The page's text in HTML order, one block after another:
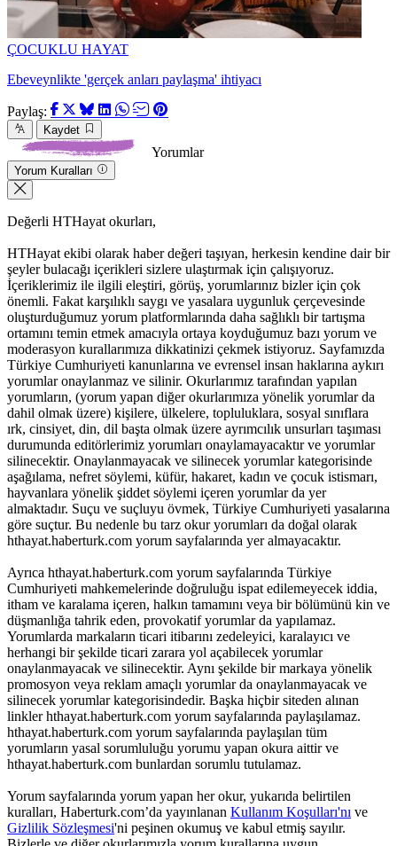
ÇOCUKLU HAYAT
Ebeveynlikte 'gerçek anları paylaşma' ihtiyacı
Paylaş:
Kaydet
Yorumlar
Yorum Kuralları
Değerli HTHayat okurları,
HTHayat ekibi olarak haber değeri taşıyan, herkesin kendine dair bir
şeyler bulacağı içerikleri sizlere ulaştırmak için çalışıyoruz.
İçeriklerimiz ile ilgili eleştiri, görüş, yorumlarınız bizler için çok
önemli. Fakat karşılıklı saygı ve yasalara uygunluk çerçevesinde
oluşturduğumuz yorum platformlarında daha sağlıklı bir tartışma
ortamını temin etmek amacıyla ortaya koyduğumuz bazı yorum ve
moderasyon kurallarımıza dikkatinizi çekmek istiyoruz. Sayfamızda
Türkiye Cumhuriyeti kanunlarına ve evrensel insan haklarına aykırı
yorumlar onaylanmaz ve silinir. Okurlarımız tarafından yapılan
yorumların, (yorum yapan diğer okurlarımıza yönelik yorumlar da
dahil olmak üzere) kişilere, ülkelere, topluluklara, sosyal sınıflara
ırk, cinsiyet, din, dil başta olmak üzere ayrımcılık unsurları taşıması
durumunda editörlerimiz yorumları onaylamayacaktır ve yorumlar
silinecektir. Onaylanmayacak ve silinecek yorumlar kategorisinde
aşağılama, nefret söylemi, küfür, hakaret, kadın ve çocuk istismarı,
hayvanlara yönelik şiddet söylemi içeren yorumlar da yer
almaktadır. Suçu ve suçluyu övmek, Türkiye Cumhuriyeti yasalarına
göre suçtur. Bu nedenle bu tarz okur yorumları da doğal olarak
hthayat.haberturk.com yorum sayfalarında yer almayacaktır.
Ayrıca hthayat.haberturk.com yorum sayfalarında Türkiye
Cumhuriyeti mahkemelerinde doğruluğu ispat edilemeyecek iddia,
itham ve karalama içeren, halkın tamamını veya bir bölümünü kin ve
düşmanlığa tahrik eden, provokatif yorumlar da yapılamaz.
Yorumlarda markaların ticari itibarını zedeleyici, karalayıcı ve
herhangi bir şekilde ticari zarara yol açabilecek yorumlar
onaylanmayacak ve silinecektir. Aynı şekilde bir markaya yönelik
promosyon veya reklam amaçlı yorumlar da onaylanmayacak ve
silinecek yorumlar kategorisindedir. Başka hiçbir siteden alınan
linkler hthayat.haberturk.com yorum sayfalarında paylaşılamaz.
hthayat.haberturk.com yorum sayfalarında paylaşılan tüm
yorumların yasal sorumluluğu yorumu yapan okura aittir ve
hthayat.haberturk.com bunlardan sorumlu tutulamaz.
Yorum sayfalarında yorum yapan her okur, yukarıda belirtilen
kuralları, Haberturk.com’da yayınlanan Kullanım Koşulları'nı ve
Gizlilik Sözleşmesi'ni peşinen okumuş ve kabul etmiş sayılır.